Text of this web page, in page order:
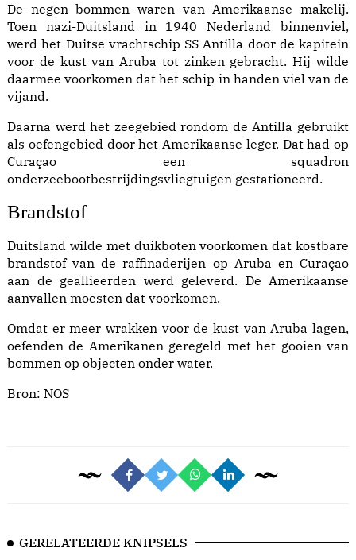
De negen bommen waren van Amerikaanse makelij.
Toen nazi-Duitsland in 1940 Nederland binnenviel,
werd het Duitse vrachtschip SS Antilla door de kapitein
voor de kust van Aruba tot zinken gebracht. Hij wilde
daarmee voorkomen dat het schip in handen viel van de
vijand.
Daarna werd het zeegebied rondom de Antilla gebruikt
als oefengebied door het Amerikaanse leger. Dat had op
Curaçao een squadron
onderzeebootbestrijdingsvliegtuigen gestationeerd.
Brandstof
Duitsland wilde met duikboten voorkomen dat kostbare
brandstof van de raffinaderijen op Aruba en Curaçao
aan de geallieerden werd geleverd. De Amerikaanse
aanvallen moesten dat voorkomen.
Omdat er meer wrakken voor de kust van Aruba lagen,
oefenden de Amerikanen geregeld met het gooien van
bommen op objecten onder water.
Bron: NOS
GERELATEERDE KNIPSELS